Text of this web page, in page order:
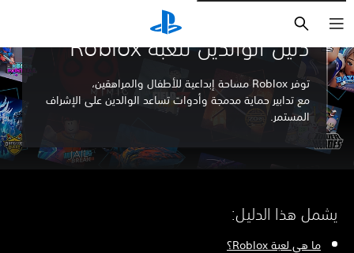
دليل الوالدين للعبة Roblox
توفر Roblox مساحة إبداعية للأطفال والمراهقين،
مع تدابير حماية مدمجة وأدوات تساعد الوالدين على الإشراف
المستمر.
هذا الدليل:
ما هي لعبة Roblox؟